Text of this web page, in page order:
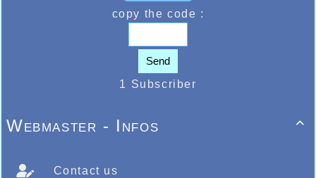
copy the code :
Send
1 Subscriber

Webmaster - Infos
Contact us